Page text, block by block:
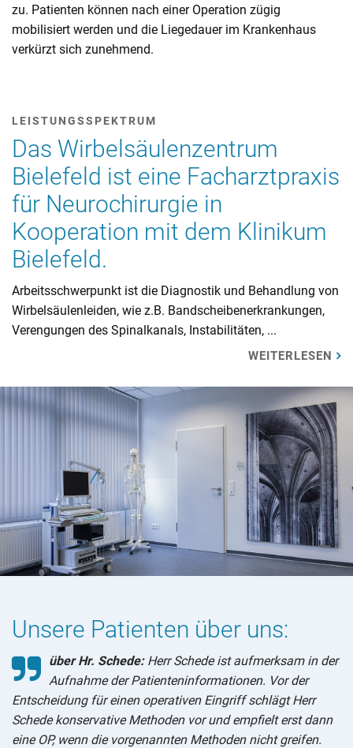
zu. Patienten können nach einer Operation zügig
mobilisiert werden und die Liegedauer im Krankenhaus
verkürzt sich zunehmend.
LEISTUNGSSPEKTRUM
Das Wirbelsäulenzentrum
Bielefeld ist eine Facharztpraxis
für Neurochirurgie in
Kooperation mit dem Klinikum
Bielefeld.
Arbeitsschwerpunkt ist die Diagnostik und Behandlung von
Wirbelsäulenleiden, wie z.B. Bandscheibenerkrankungen,
Verengungen des Spinalkanals, Instabilitäten, ...
WEITERLESEN
Unsere Patienten über uns:
über Hr. Schede: Herr Schede ist aufmerksam in der
Aufnahme der Patienteninformationen. Vor der
Entscheidung für einen operativen Eingriff schlägt Herr
Schede konservative Methoden vor und empfielt erst dann
eine OP, wenn die vorgenannten Methoden nicht greifen.